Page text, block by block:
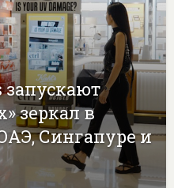
запускают
зеркал в
Сингапуре и